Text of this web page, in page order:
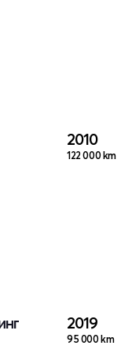
2010
122 000 km
2019
95 000 km